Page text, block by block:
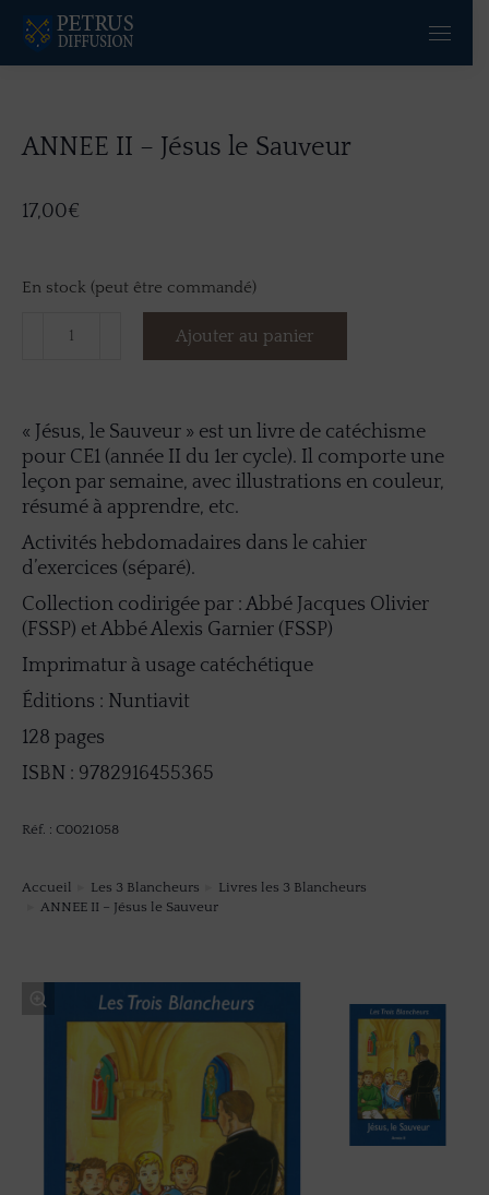
ANNEE II – Jésus le Sauveur
17,00€
En stock (peut être commandé)
Ajouter au panier
« Jésus, le Sauveur » est un livre de catéchisme
pour CE1 (année II du 1er cycle). Il comporte une
leçon par semaine, avec illustrations en couleur,
résumé à apprendre, etc.
Activités hebdomadaires dans le cahier
d’exercices (séparé).
Collection codirigée par : Abbé Jacques Olivier
(FSSP) et Abbé Alexis Garnier (FSSP)
Imprimatur à usage catéchétique
Éditions : Nuntiavit
128 pages
ISBN : 9782916455365
Réf. : C0021058
Vous êtes ici :
Accueil Les 3 Blancheurs
Livres les 3 Blancheurs
ANNEE II – Jésus le Sauveur